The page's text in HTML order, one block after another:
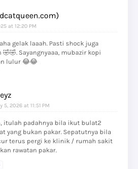
at 12:20 PM
gelak laaah. Pasti shock juga
Sayangnyaaa, mubazir kopi
lulur 😂😂
5, 2026 at 11:51 PM
itulah padahnya bila ikut bulat2
yang bukan pakar. Sepatutnya bila
terus pergi ke klinik / rumah sakit
rawatan pakar.